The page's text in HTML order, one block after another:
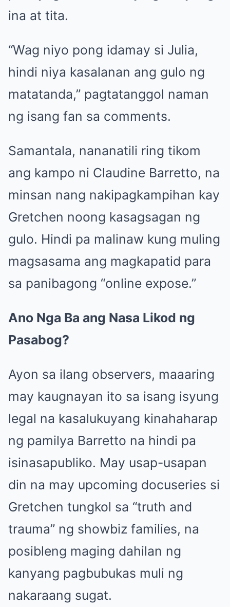
ina at tita.
“Wag niyo pong idamay si Julia,
hindi niya kasalanan ang gulo ng
matatanda,” pagtatanggol naman
ng isang fan sa comments.
Samantala, nananatili ring tikom
ang kampo ni Claudine Barretto, na
minsan nang nakipagkampihan kay
Gretchen noong kasagsagan ng
gulo. Hindi pa malinaw kung muling
magsasama ang magkapatid para
sa panibagong “online expose.”
Ano Nga Ba ang Nasa Likod ng
Pasabog?
Ayon sa ilang observers, maaaring
may kaugnayan ito sa isang isyung
legal na kasalukuyang kinahaharap
ng pamilya Barretto na hindi pa
isinasapubliko. May usap-usapan
din na may upcoming docuseries si
Gretchen tungkol sa “truth and
trauma” ng showbiz families, na
posibleng maging dahilan ng
kanyang pagbubukas muli ng
nakaraang sugat.